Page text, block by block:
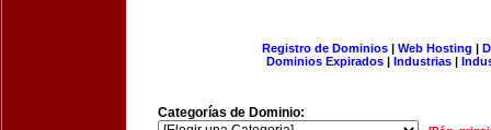
Registro de Dominios| Web Hosting |
Dominios Expirados | Industrias |
Categorías de Dominio: